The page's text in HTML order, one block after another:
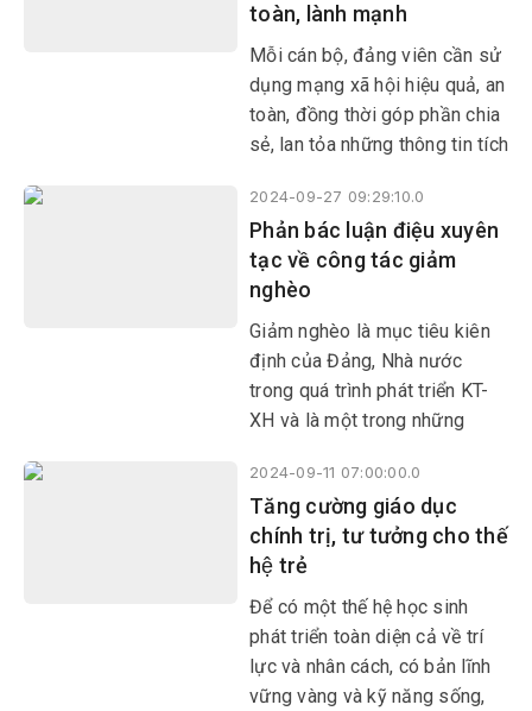
dân, trong đó có thanh niên.
toàn, lành mạnh
Mỗi cán bộ, đảng viên cần sử
dụng mạng xã hội hiệu quả, an
toàn, đồng thời góp phần chia
sẻ, lan tỏa những thông tin tích
phản bác những thông tin
xuyên tạc của các thế lực thù
địch, góp sức bảo vệ nền tảng
tư tưởng của Đảng, bảo vệ
Đảng, bảo vệ chế độ.
2024-09-27 09:29:10.0
Phản bác luận điệu xuyên
tạc về công tác giảm
nghèo
Giảm nghèo là mục tiêu kiên
định của Đảng, Nhà nước
trong quá trình phát triển KT-
XH và là một trong những
phần thực hiện các chiến lược
phát triển đất nước.
2024-09-11 07:00:00.0
Tăng cường giáo dục
chính trị, tư tưởng cho thế
hệ trẻ
Để có một thế hệ học sinh
phát triển toàn diện cả về trí
lực và nhân cách, có bản lĩnh
vững vàng và kỹ năng sống,